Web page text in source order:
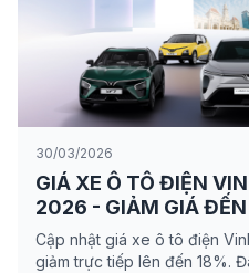
30/03/2026
GIÁ XE Ô TÔ ĐIỆN
2026 - GIẢM GIÁ
Cập nhật giá xe ô tô điện
giảm trực tiếp lên đến 18%.